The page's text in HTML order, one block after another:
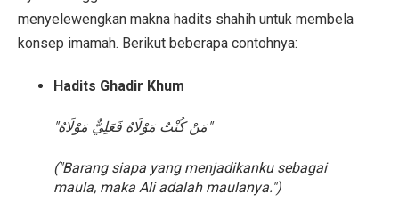
menyelewengkan makna hadits shahih untuk membela
konsep imamah. Berikut beberapa contohnya:
Hadits Ghadir Khum
"مَنْ كُنْتُ مَوْلَاهُ فَعَلِيٌّ مَوْلَاهُ"
("Barang siapa yang menjadikanku sebagai
maula, maka Ali adalah maulanya.")